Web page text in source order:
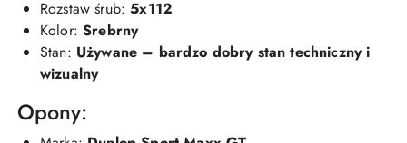
Rozstaw śrub:5x112
Kolor:Srebrny
Stan: Używane – bardzo dobry stan techniczny i
wizualny
Opony: